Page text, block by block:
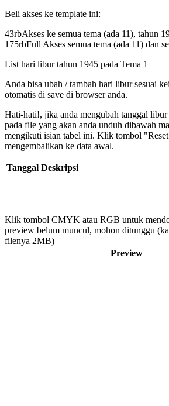
Beli akses ke template ini:
43rbAkses ke semua tema (ada 11), tahun
175rbFull Akses semua tema (ada 11) dan
List hari libur tahun 1945 pada Tema 1
Anda bisa ubah / tambah hari libur sesuai
otomatis di save di browser anda.
Hati-hati!, jika anda mengubah tanggal libur
pada file yang akan anda unduh dibawah
mengikuti isian tabel ini. Klik tombol
mengembalikan ke data awal.
Tanggal Deskripsi
Klik tombol CMYK atau RGB untuk
preview belum muncul, mohon ditunggu
filenya 2MB)
Preview